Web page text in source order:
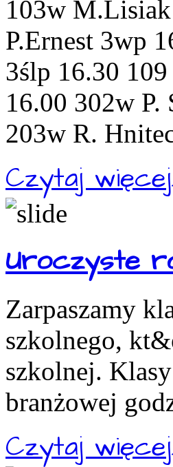
103w
P.Ernest 3wp
3ślp 16.30
16.00 302w
203w R.
Czytaj
Uroczyste
Zarpaszamy
szkolnego,
szkolnej.
branżowej
Czytaj